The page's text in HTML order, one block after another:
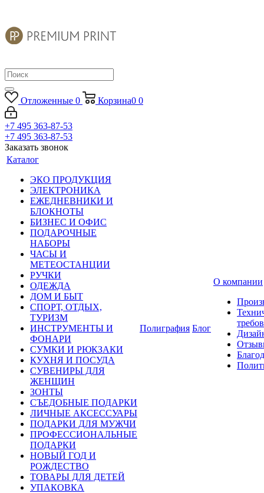
Отложенные 0 Корзина0 0
+7 495 363-87-53
+7 495 363-87-53
Заказать звонок
Каталог
ЭКО ПРОДУКЦИЯ
ЭЛЕКТРОНИКА
ЕЖЕДНЕВНИКИ И
БЛОКНОТЫ
БИЗНЕС И ОФИС
ПОДАРОЧНЫЕ
НАБОРЫ
ЧАСЫ И
МЕТЕОСТАНЦИИ
РУЧКИ
ОДЕЖДА
ДОМ И БЫТ
СПОРТ, ОТДЫХ,
ТУРИЗМ
ИНСТРУМЕНТЫ И
ФОНАРИ
СУМКИ И РЮКЗАКИ
КУХНЯ И ПОСУДА
СУВЕНИРЫ ДЛЯ
ЖЕНЩИН
ЗОНТЫ
СЪЕДОБНЫЕ ПОДАРКИ
ЛИЧНЫЕ АКСЕССУАРЫ
ПОДАРКИ ДЛЯ МУЖЧИ
ПРОФЕССИОНАЛЬНЫЕ
ПОДАРКИ
НОВЫЙ ГОД И
РОЖДЕСТВО
ТОВАРЫ ДЛЯ ДЕТЕЙ
УПАКОВКА
Полиграфия Блог
О компании